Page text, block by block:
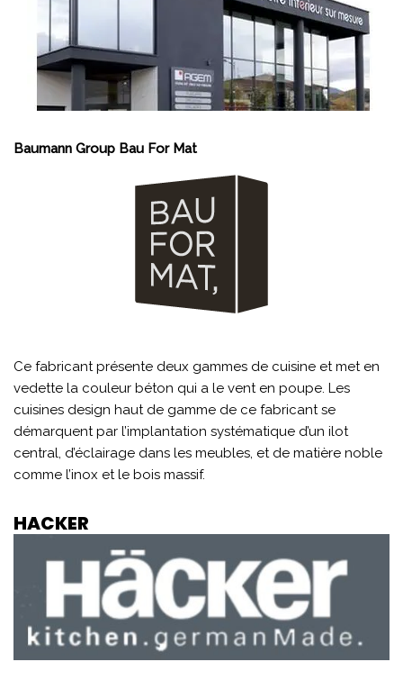
Baumann Group Bau For Mat
Ce fabricant présente deux gammes de cuisine et met en
vedette la couleur béton qui a le vent en poupe. Les
cuisines design haut de gamme de ce fabricant se
démarquent par l’implantation systématique d’un ilot
central, d’éclairage dans les meubles, et de matière noble
comme l’inox et le bois massif.
HACKER